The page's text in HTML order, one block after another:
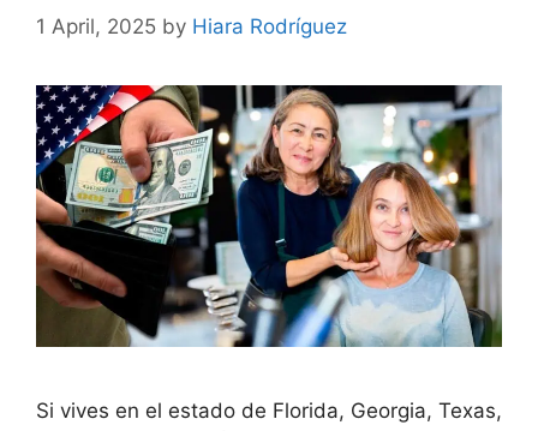
1 April, 2025 by Hiara Rodríguez
Si vives en el estado de Florida, Georgia, Texas,